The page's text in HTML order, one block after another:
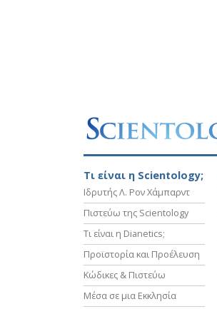
Τι είναι η Scientology;
Ιδρυτής Λ. Ρον Χάμπαρντ
Πιστεύω της Scientology
Τι είναι η Dianetics;
Προϊστορία και Προέλευση
Κώδικες & Πιστεύω
Μέσα σε μια Εκκλησία